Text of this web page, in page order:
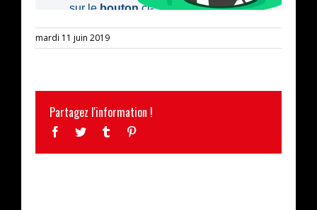
mardi 11 juin 2019
Partagez l'information !
Facebook
Twitter Tumblr